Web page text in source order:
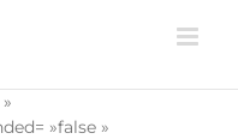
»false »